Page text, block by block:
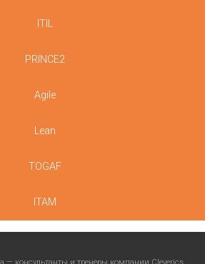
ITIL
PRINCE2
Agile
Lean
TOGAF
ITAM